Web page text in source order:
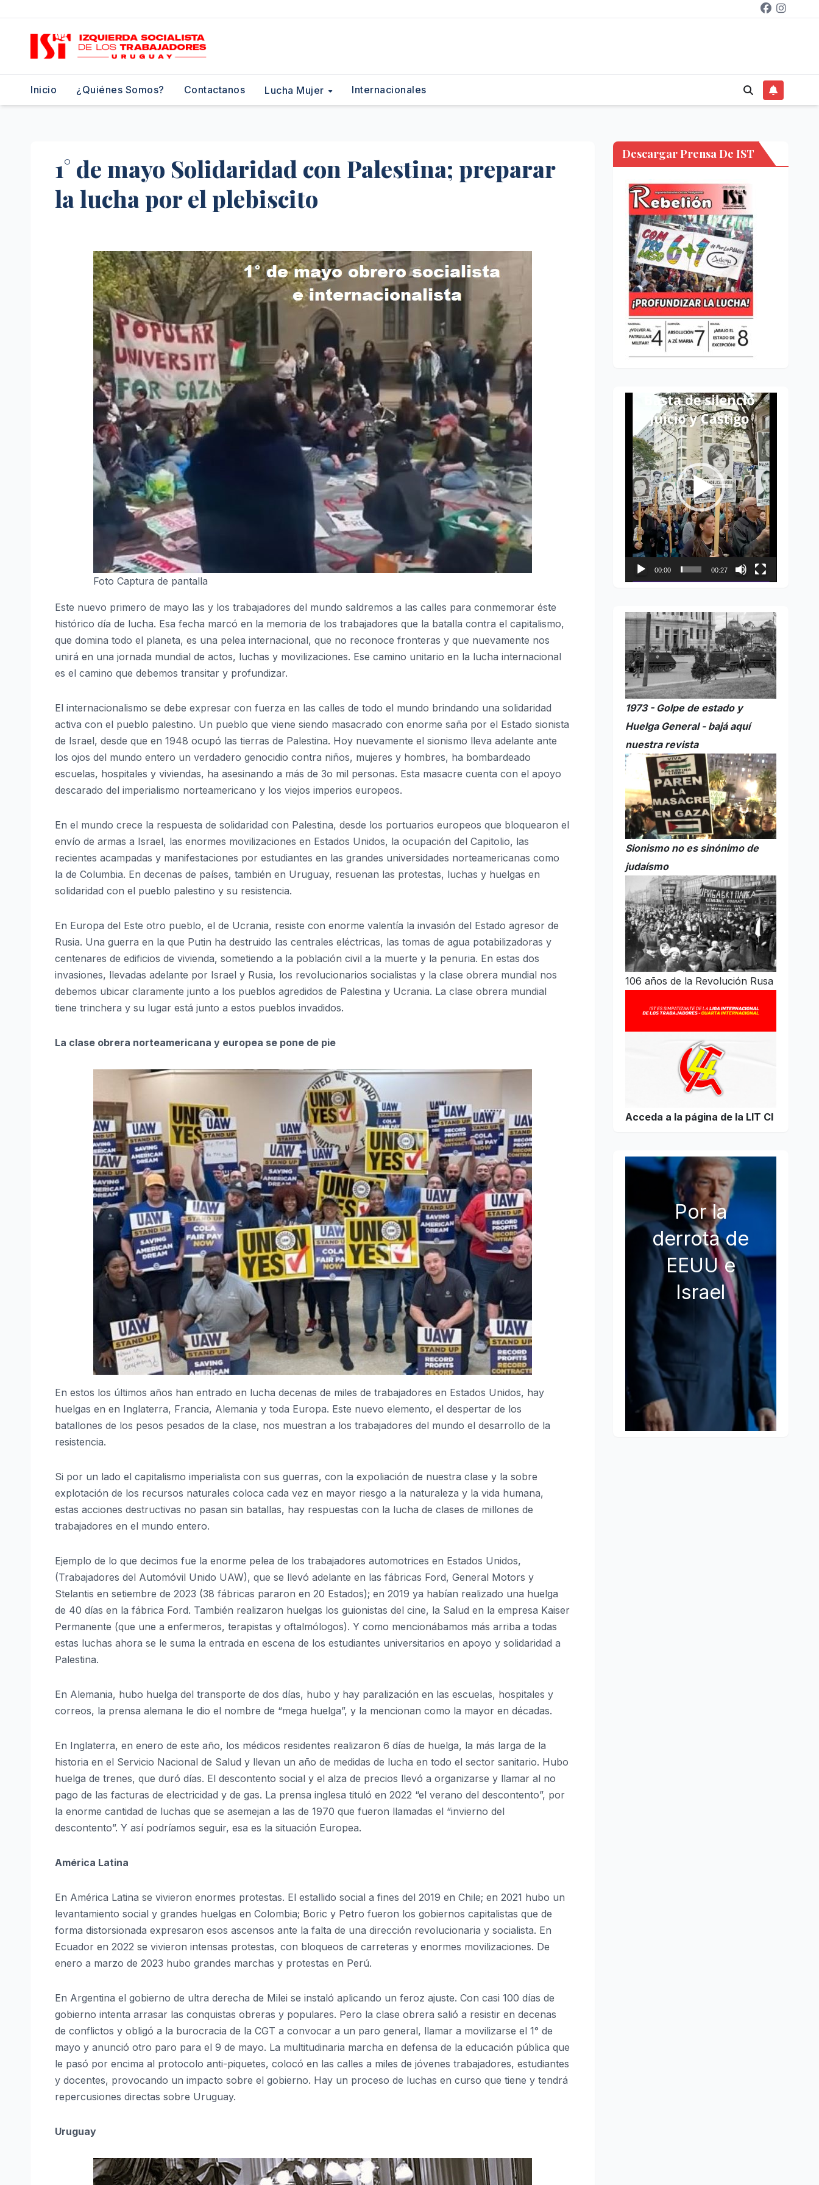
contenido
Inicio ¿Quiénes Somos? Contactanos Lucha Mujer Internacionales
1° de mayo Solidaridad con Palestina; preparar
la lucha por el plebiscito
Foto Captura de pantalla
Este nuevo primero de mayo las y los trabajadores del mundo saldremos a las calles para conmemorar éste
histórico día de lucha. Esa fecha marcó en la memoria de los trabajadores que la batalla contra el capitalismo,
que domina todo el planeta, es una pelea internacional, que no reconoce fronteras y que nuevamente nos
unirá en una jornada mundial de actos, luchas y movilizaciones. Ese camino unitario en la lucha internacional
es el camino que debemos transitar y profundizar.
El internacionalismo se debe expresar con fuerza en las calles de todo el mundo brindando una solidaridad
activa con el pueblo palestino. Un pueblo que viene siendo masacrado con enorme saña por el Estado sionista
de Israel, desde que en 1948 ocupó las tierras de Palestina. Hoy nuevamente el sionismo lleva adelante ante
los ojos del mundo entero un verdadero genocidio contra niños, mujeres y hombres, ha bombardeado
escuelas, hospitales y viviendas, ha asesinando a más de 3o mil personas. Esta masacre cuenta con el apoyo
descarado del imperialismo norteamericano y los viejos imperios europeos.
En el mundo crece la respuesta de solidaridad con Palestina, desde los portuarios europeos que bloquearon el
envío de armas a Israel, las enormes movilizaciones en Estados Unidos, la ocupación del Capitolio, las
recientes acampadas y manifestaciones por estudiantes en las grandes universidades norteamericanas como
la de Columbia. En decenas de países, también en Uruguay, resuenan las protestas, luchas y huelgas en
solidaridad con el pueblo palestino y su resistencia.
En Europa del Este otro pueblo, el de Ucrania, resiste con enorme valentía la invasión del Estado agresor de
Rusia. Una guerra en la que Putin ha destruido las centrales eléctricas, las tomas de agua potabilizadoras y
centenares de edificios de vivienda, sometiendo a la población civil a la muerte y la penuria. En estas dos
invasiones, llevadas adelante por Israel y Rusia, los revolucionarios socialistas y la clase obrera mundial nos
debemos ubicar claramente junto a los pueblos agredidos de Palestina y Ucrania. La clase obrera mundial
tiene trinchera y su lugar está junto a estos pueblos invadidos.
La clase obrera norteamericana y europea se pone de pie
En estos los últimos años han entrado en lucha decenas de miles de trabajadores en Estados Unidos, hay
huelgas en en Inglaterra, Francia, Alemania y toda Europa. Este nuevo elemento, el despertar de los
batallones de los pesos pesados de la clase, nos muestran a los trabajadores del mundo el desarrollo de la
resistencia.
Si por un lado el capitalismo imperialista con sus guerras, con la expoliación de nuestra clase y la sobre
explotación de los recursos naturales coloca cada vez en mayor riesgo a la naturaleza y la vida humana,
estas acciones destructivas no pasan sin batallas, hay respuestas con la lucha de clases de millones de
trabajadores en el mundo entero.
Ejemplo de lo que decimos fue la enorme pelea de los trabajadores automotrices en Estados Unidos,
(Trabajadores del Automóvil Unido UAW), que se llevó adelante en las fábricas Ford, General Motors y
Stelantis en setiembre de 2023 (38 fábricas pararon en 20 Estados); en 2019 ya habían realizado una huelga
de 40 días en la fábrica Ford. También realizaron huelgas los guionistas del cine, la Salud en la empresa Kaiser
Permanente (que une a enfermeros, terapistas y oftalmólogos). Y como mencionábamos más arriba a todas
estas luchas ahora se le suma la entrada en escena de los estudiantes universitarios en apoyo y solidaridad a
Palestina.
En Alemania, hubo huelga del transporte de dos días, hubo y hay paralización en las escuelas, hospitales y
correos, la prensa alemana le dio el nombre de “mega huelga”, y la mencionan como la mayor en décadas.
En Inglaterra, en enero de este año, los médicos residentes realizaron 6 días de huelga, la más larga de la
historia en el Servicio Nacional de Salud y llevan un año de medidas de lucha en todo el sector sanitario. Hubo
huelga de trenes, que duró días. El descontento social y el alza de precios llevó a organizarse y llamar al no
pago de las facturas de electricidad y de gas. La prensa inglesa tituló en 2022 “el verano del descontento”, por
la enorme cantidad de luchas que se asemejan a las de 1970 que fueron llamadas el “invierno del
descontento”. Y así podríamos seguir, esa es la situación Europea.
América Latina
En América Latina se vivieron enormes protestas. El estallido social a fines del 2019 en Chile; en 2021 hubo un
levantamiento social y grandes huelgas en Colombia; Boric y Petro fueron los gobiernos capitalistas que de
forma distorsionada expresaron esos ascensos ante la falta de una dirección revolucionaria y socialista. En
Ecuador en 2022 se vivieron intensas protestas, con bloqueos de carreteras y enormes movilizaciones. De
enero a marzo de 2023 hubo grandes marchas y protestas en Perú.
En Argentina el gobierno de ultra derecha de Milei se instaló aplicando un feroz ajuste. Con casi 100 días de
gobierno intenta arrasar las conquistas obreras y populares. Pero la clase obrera salió a resistir en decenas
de conflictos y obligó a la burocracia de la CGT a convocar a un paro general, llamar a movilizarse el 1° de
mayo y anunció otro paro para el 9 de mayo. La multitudinaria marcha en defensa de la educación pública que
le pasó por encima al protocolo anti-piquetes, colocó en las calles a miles de jóvenes trabajadores, estudiantes
y docentes, provocando un impacto sobre el gobierno. Hay un proceso de luchas en curso que tiene y tendrá
repercusiones directas sobre Uruguay.
Uruguay
Descargar Prensa De IST
Reproductor
vídeo
00:00 00:27
1973 - Golpe de estado y
Huelga General - bajá aquí
nuestra revista
Sionismo no es sinónimo de
judaísmo
106 años de la Revolución Rusa
Acceda a la página de la LIT CI
Por la
derrota de
EEUU e
Israel